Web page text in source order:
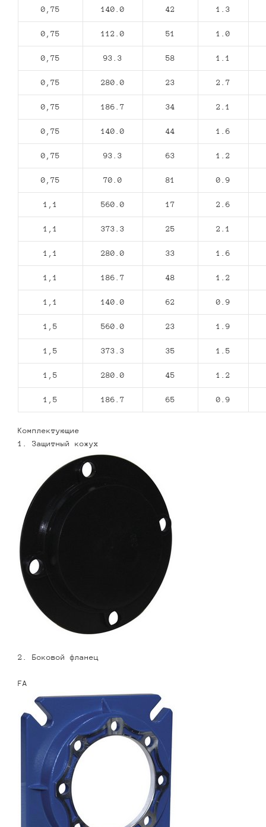
0,75 140.0 42 1.3
0,75 112.0 51 1.0
0,75 93.3 58 1.1
0,75 280.0 23 2.7
0,75 186.7 34 2.1
0,75 140.0 44 1.6
0,75 93.3 63 1.2
0,75 70.0 81 0.9
1,1 560.0 17 2.6
1,1 373.3 25 2.1
1,1 280.0 33 1.6
1,1 186.7 48 1.2
1,1 140.0 62 0.9
1,5 560.0 23 1.9
1,5 373.3 35 1.5
1,5 280.0 45 1.2
1,5 186.7 65 0.9
Комплектующие
1. Защитный кожух
2. Боковой фланец
FA